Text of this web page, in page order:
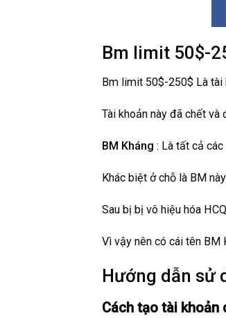
Bm limit 50$-
Bm limit 50$-250$ Là tài
Tài khoản này đã chết và
BM Kháng : Là tất cả
Khác biệt ở chỗ là BM
Sau bị bị vô hiệu hóa
Vì vậy nên có cái tên BM
Hướng dẫn sử
Cách tạo tài khoản